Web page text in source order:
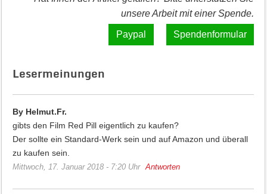
unsere Arbeit mit einer Spende.
Spendenformular
Lesermeinungen
By Helmut.Fr.
gibts den Film Red Pill eigentlich zu kaufen?
Der sollte ein Standard-Werk sein und auf Amazon und überall
zu kaufen sein.
Mittwoch, 17. Januar 2018 - 7:20 Uhr Antworten